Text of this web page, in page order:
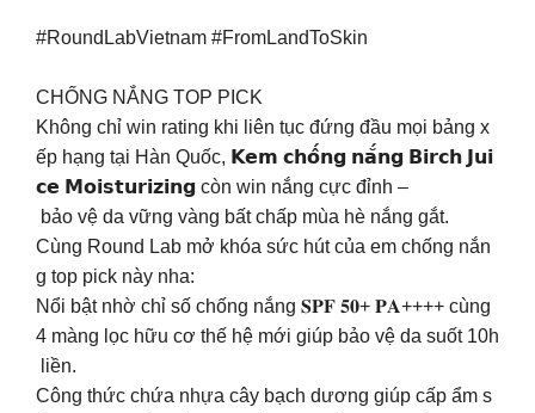
#RoundLabVietnam #FromLandToSkin
CHỐNG NẮNG TOP PICK​
️Không chỉ win rating khi liên tục đứng đầu mọi bảng x
ếp hạng tại Hàn Quốc, 𝗞𝗲𝗺 𝗰𝗵𝗼̂́𝗻𝗴 𝗻𝗮̆́𝗻𝗴 𝗕𝗶𝗿𝗰𝗵 𝗝𝘂𝗶
𝗰𝗲 𝗠𝗼𝗶𝘀𝘁𝘂𝗿𝗶𝘇𝗶𝗻𝗴 còn win nắng cực đỉnh –
bảo vệ da vững vàng bất chấp mùa hè nắng gắt.​
Cùng Round Lab mở khóa sức hút của em chống nắn
g top pick này nha: ​
Nổi bật nhờ chỉ số chống nắng 𝐒𝐏𝐅 𝟓𝟎+ 𝐏𝐀++++ cùng
4 màng lọc hữu cơ thế hệ mới giúp bảo vệ da suốt 10h
liền.​
Công thức chứa nhựa cây bạch dương giúp cấp ẩm s